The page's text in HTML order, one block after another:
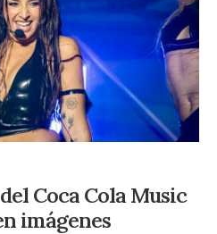
Coca Cola Music
imágenes